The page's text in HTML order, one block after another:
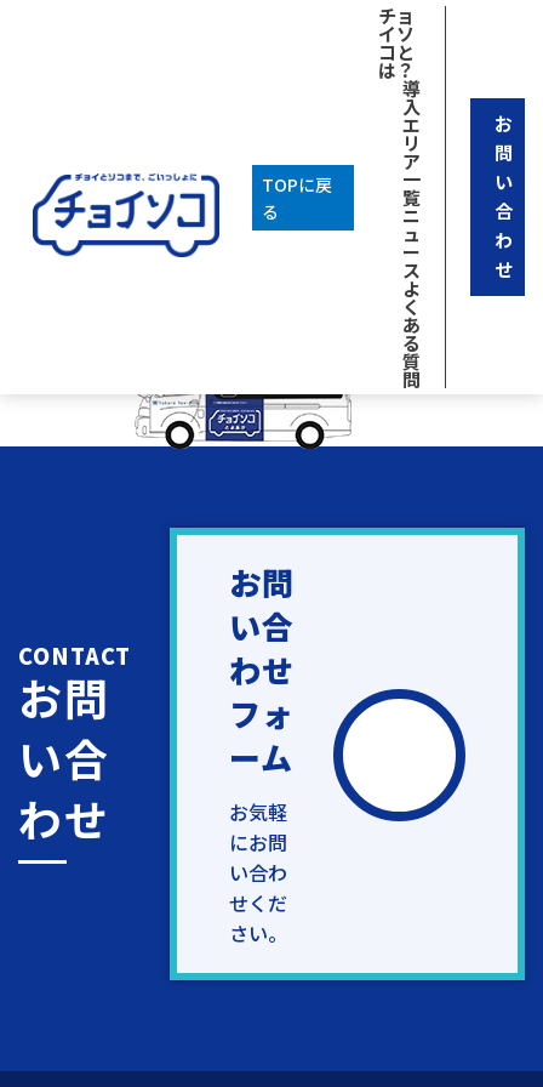
TOPに戻
る
チョ
イソ
コと
は？
導
入
エ
リ
ア
一
覧
ニ
ュ
ー
ス
よ
く
あ
る
質
問
お
問
い
合
わ
せ
Uncategorized
アーカイブ
2025年9月
CONTACT
お問
い合
わせ
お問
い合
わせ
フォ
ーム
お気軽
にお問
い合わ
せくだ
さい。